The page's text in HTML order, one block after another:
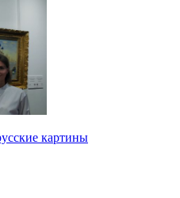
картины